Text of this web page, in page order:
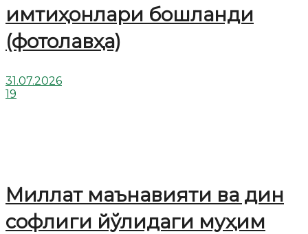
имтиҳонлари бошланди
(фотолавҳа)
31.07.2026
19
Миллат маънавияти ва дин
софлиги йўлидаги муҳим